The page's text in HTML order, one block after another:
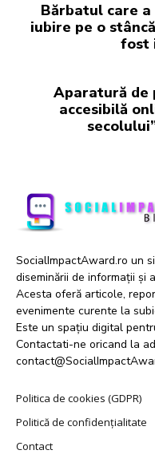
Bărbatul care
iubire pe o
fost
Aparatură de
accesibilă
SocialImpactAward.ro un
diseminării de informații și
Acesta oferă articole,
evenimente curente la
Este un spațiu digital
Contactati-ne oricand la
Politica de cookies (GDPR)
Politică de confidențialitate
Contact